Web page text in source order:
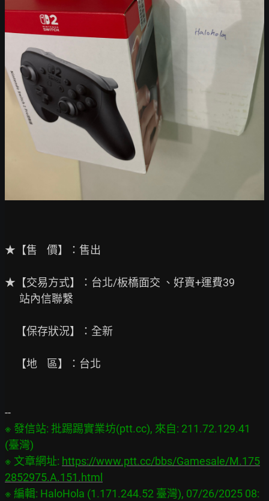
★【售    價】：售出
★【交易方式】：台北/板橋面交 、好賣+運費39
【保存狀況】：全新
【地    區】：台北
※ 發信站: 批踢踢實業坊(ptt.cc), 來自: 211.72.129.41
(臺灣)
※ 文章網址: https://www.ptt.cc/bbs/Gamesale/M.175
2852975.A.151.html
※ 編輯: HaloHola (1.171.244.52 臺灣), 07/26/2025 08: